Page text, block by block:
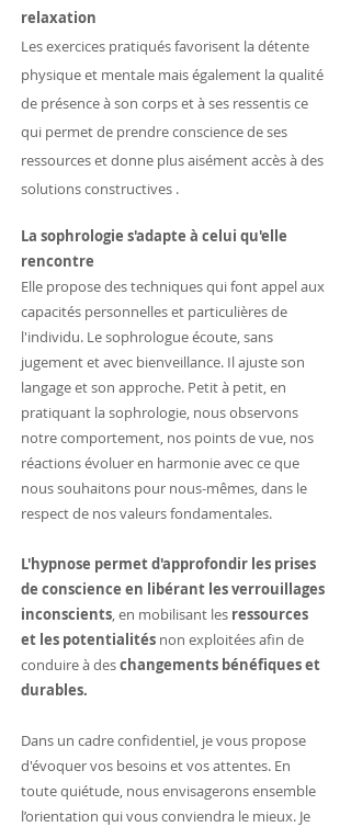
relaxation
Les exercices pratiqués favorisent la détente
physique et mentale mais également la qualité
de présence à son corps et à ses ressentis ce
qui permet de prendre conscience de ses
ressources et donne plus aisément accès à des
solutions constructives .
La sophrologie s'adapte à celui qu'elle
rencontre
Elle propose des techniques qui font appel aux
capacités personnelles et particulières de
l'individu. Le sophrologue écoute, sans
jugement et avec bienveillance. Il ajuste son
langage et son approche. Petit à petit, en
pratiquant la sophrologie, nous observons
notre comportement, nos points de vue, nos
réactions évoluer en harmonie avec ce que
nous souhaitons pour nous-mêmes, dans le
respect de nos valeurs fondamentales.
L'hypnose permet d'approfondir les prises
de conscience en libérant les verrouillages
inconscients, en mobilisant les ressources
et les potentialités non exploitées afin de
conduire à deschangements bénéfiques et
durables.
Dans un cadre confidentiel, je vous propose
d'évoquer vos besoins et vos attentes. En
toute quiétude, nous envisagerons ensemble
l’orientation qui vous conviendra le mieux. Je